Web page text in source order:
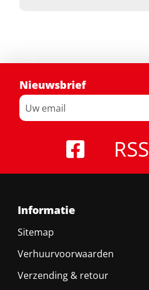
Nieuwsbrief
RSS
Informatie
Sitemap
Verhuurvoorwaarden
Verzending & retour